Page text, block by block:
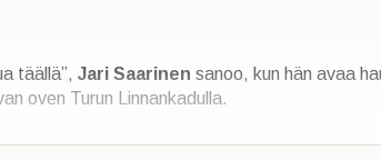
täällä”, Jari Saarinen sanoo, kun hän avaa
oven Turun Linnankadulla.